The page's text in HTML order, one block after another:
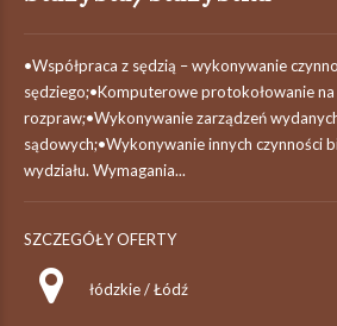
•Współpraca z sędzią – wykonywanie
sędziego;•Komputerowe protokołowanie na
rozpraw;•Wykonywanie zarządzeń
sądowych;•Wykonywanie innych czynności
wydziału. Wymagania...
SZCZEGÓŁY OFERTY
łódzkie / Łódź